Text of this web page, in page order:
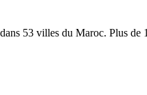
53 villes du Maroc. Plus de